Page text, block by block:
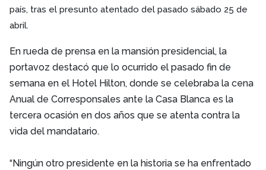
país, tras el presunto atentado del pasado sábado 25 de
abril.
En rueda de prensa en la mansión presidencial, la
portavoz destacó que lo ocurrido el pasado fin de
semana en el Hotel Hilton, donde se celebraba la cena
Anual de Corresponsales ante la Casa Blanca es la
tercera ocasión en dos años que se atenta contra la
vida del mandatario.
“Ningún otro presidente en la historia se ha enfrentado